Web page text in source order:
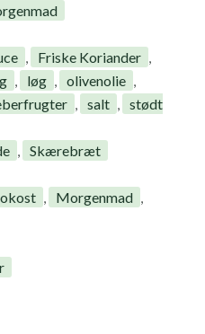
, Friske Koriander ,
, løg , olivenolie ,
, salt ,
stødt
, Skærebræt
, Morgenmad ,